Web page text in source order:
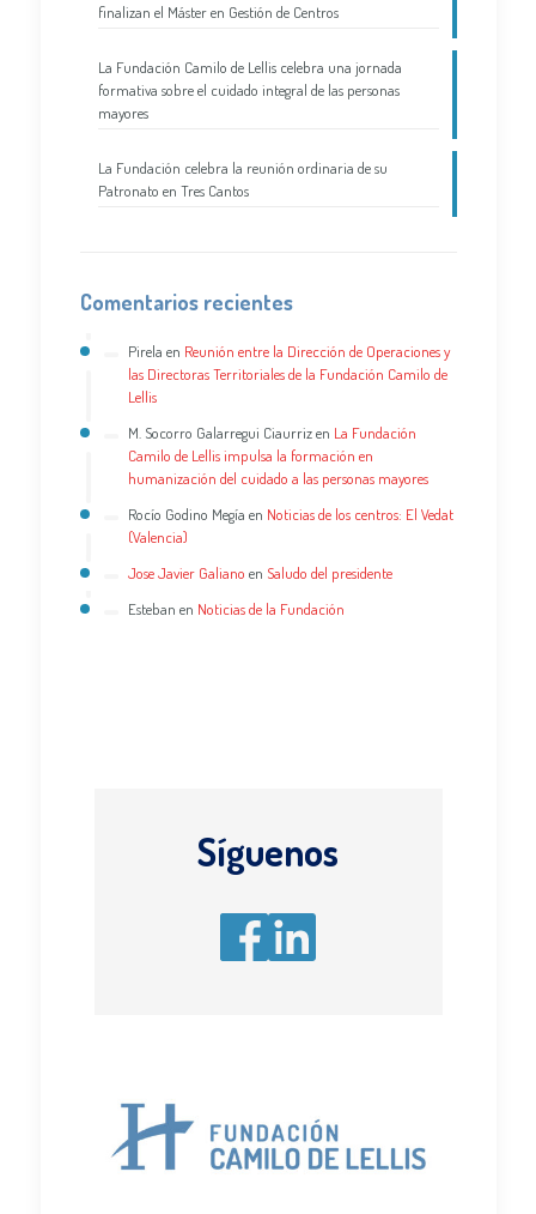
finalizan el Máster en Gestión de Centros
La Fundación Camilo de Lellis celebra una jornada
formativa sobre el cuidado integral de las personas
mayores
La Fundación celebra la reunión ordinaria de su
Patronato en Tres Cantos
Comentarios recientes
Pirela en Reunión entre la Dirección de Operaciones y
las Directoras Territoriales de la Fundación Camilo de
Lellis
M. Socorro Galarregui Ciaurrizen La Fundación
Camilo de Lellis impulsa la formación en
humanización del cuidado a las personas mayores
Rocío Godino Megía en Noticias de los centros: El Vedat
(Valencia)
Jose Javier Galiano en Saludo del presidente
Esteban en Noticias de la Fundación
Síguenos